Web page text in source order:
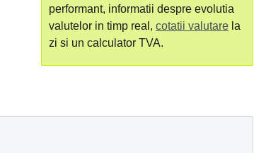
performant, informatii despre evolutia
valutelor in timp real, cotatii valutare la
zi si un calculator TVA.